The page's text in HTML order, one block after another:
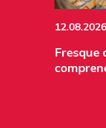
12.08.2026
Fresque